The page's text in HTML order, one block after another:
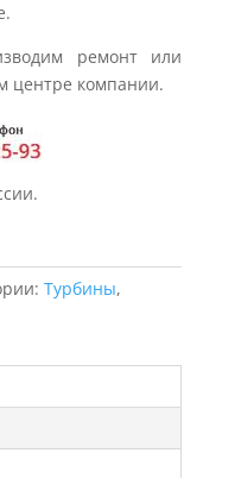
ремонт или
центре компании.
Турбины,